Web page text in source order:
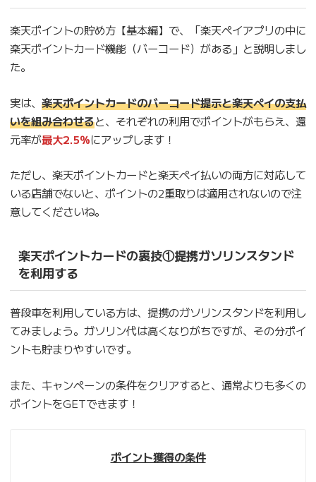
楽天ポイントの貯め方【基本編】で、「楽天ペイアプリの中に
楽天ポイントカード機能（バーコード）がある」と説明しまし
た。
実は、 楽天ポイントカードのバーコード提示と楽天ペイの支払
いを組み合わせると、それぞれの利用でポイントがもらえ、還
元率が最大2.5％にアップします！
ただし、楽天ポイントカードと楽天ペイ払いの両方に対応して
いる店舗でないと、ポイントの2重取りは適用されないので注
意してくださいね。
楽天ポイントカードの裏技①提携ガソリンスタンド
を利用する
普段車を利用している方は、提携のガソリンスタンドを利用し
てみましょう。ガソリン代は高くなりがちですが、その分ポイ
ントも貯まりやすいです。
また、キャンペーンの条件をクリアすると、通常よりも多くの
ポイントをGETできます！
ポイント獲得の条件